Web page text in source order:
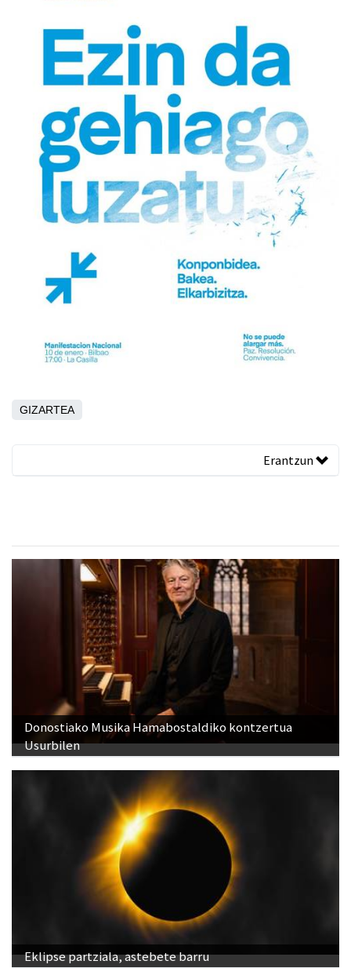
GIZARTEA
Erantzun
Donostiako Musika Hamabostaldiko kontzertua
Usurbilen
Eklipse partziala, astebete barru